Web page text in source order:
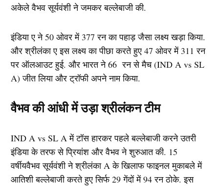
अकेले वैभव सूर्यवंशी ने जमकर बल्लेबाजी की.
इंडिया ए ने 50 ओवर में 377 रन का पहाड़ जैसा लक्ष्य खड़ा किया.
और श्रीलंका ए इस लक्ष्य का पीछा करते हुए 47 ओवर में 311 रन
पर ऑलआउट हुई. और भारत ने 66 रन से मैच (IND A vs SL
A) जीत लिया और ट्रॉफी अपने नाम किया.
वैभव की आंधी में उड़ा श्रीलंकन टीम
IND A vs SL A में टॉस हारकर पहले बल्लेबाजी करने उतरी
इंडिया के तरफ से प्रियांश और वैभव ने शुरुआत की. 15
वर्षीयवैभव सूर्यवंशी ने श्रीलंका A के खिलाफ फाइनल मुकाबले में
आतिशी बल्लेबाजी करते हुए सिर्फ 29 गेंदों में 94 रन ठोके. इस